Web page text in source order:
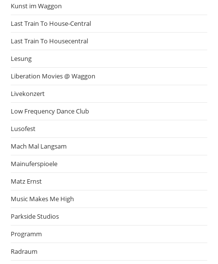
Kunst im Waggon
Last Train To House-Central
Last Train To Housecentral
Lesung
Liberation Movies @ Waggon
Livekonzert
Low Frequency Dance Club
Lusofest
Mach Mal Langsam
Mainuferspioele
Matz Ernst
Music Makes Me High
Parkside Studios
Programm
Radraum